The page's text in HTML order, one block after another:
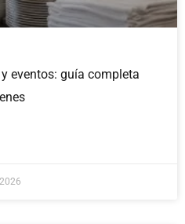
eventos: guía completa